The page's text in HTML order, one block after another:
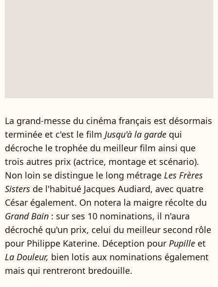
La grand-messe du cinéma français est désormais
terminée et c'est le film Jusqu'à la garde qui
décroche le trophée du meilleur film ainsi que
trois autres prix (actrice, montage et scénario).
Non loin se distingue le long métrage Les Frères
Sisters de l'habitué Jacques Audiard, avec quatre
César également. On notera la maigre récolte du
Grand Bain : sur ses 10 nominations, il n'aura
décroché qu'un prix, celui du meilleur second rôle
pour Philippe Katerine. Déception pour Pupille et
La Douleur, bien lotis aux nominations également
mais qui rentreront bredouille.